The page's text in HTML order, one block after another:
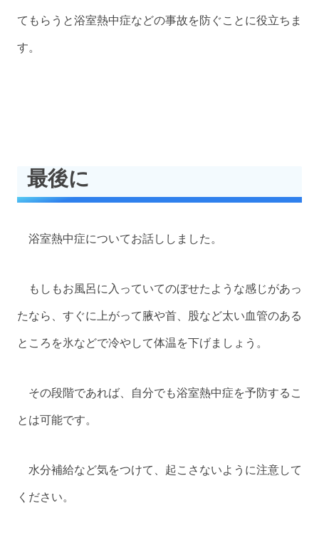
てもらうと浴室熱中症などの事故を防ぐことに役立ちま
す。
最後に
浴室熱中症についてお話ししました。
もしもお風呂に入っていてのぼせたような感じがあっ
たなら、すぐに上がって腋や首、股など太い血管のある
ところを氷などで冷やして体温を下げましょう。
その段階であれば、自分でも浴室熱中症を予防するこ
とは可能です。
水分補給など気をつけて、起こさないように注意して
ください。